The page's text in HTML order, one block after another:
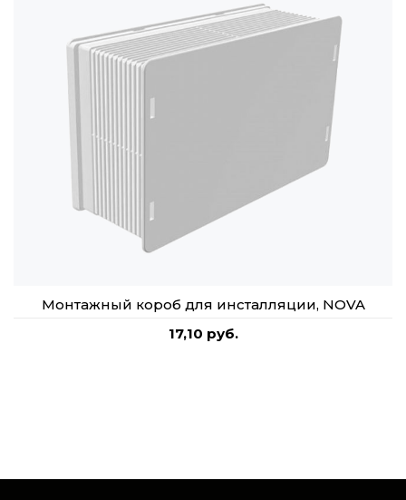
Монтажный короб для инсталляции, NOVA
17,10 руб.